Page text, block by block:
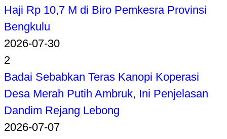
Haji Rp 10,7 M di Biro Pemkesra Provinsi
Bengkulu
2026-07-30
2
Badai Sebabkan Teras Kanopi Koperasi
Desa Merah Putih Ambruk, Ini Penjelasan
Dandim Rejang Lebong
2026-07-07